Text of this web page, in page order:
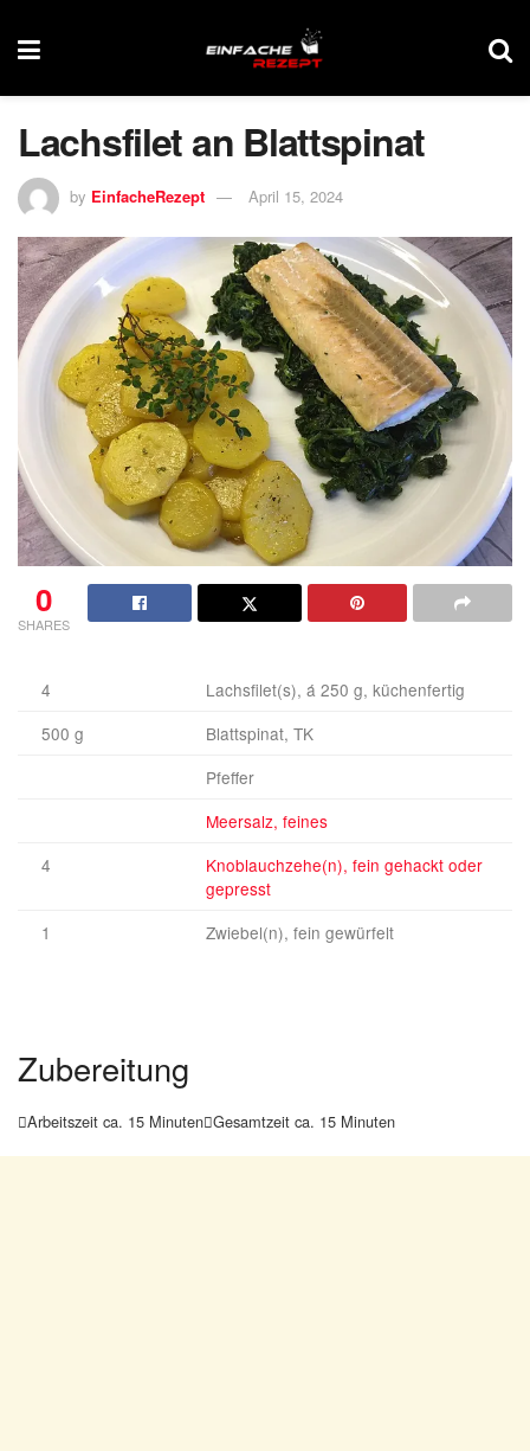
Lachsfilet an Blattspinat
by EinfacheRezept April 15, 2024
0
SHARES
4
Lachsfilet(s), á 250 g, küchenfertig
500 g
Blattspinat, TK
Pfeffer
Meersalz, feines
4
Knoblauchzehe(n), fein gehackt oder
gepresst
1
Zwiebel(n), fein gewürfelt
Zubereitung
Arbeitszeit ca. 15 MinutenGesamtzeit ca. 15 Minuten